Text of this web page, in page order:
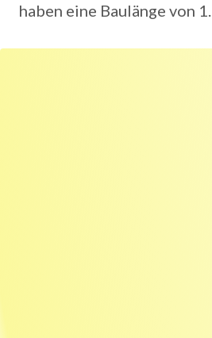
haben eine Baulänge von 1.